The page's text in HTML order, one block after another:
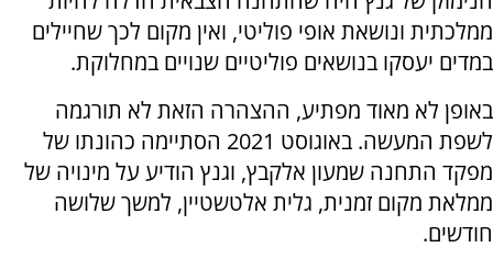
ממלכתית ונושאת אופי פוליטי, ואין מקום לכך שחיילים
במדים יעסקו בנושאים פוליטיים שנויים במחלוקת.
באופן לא מאוד מפתיע, ההצהרה הזאת לא תורגמה
לשפת המעשה. באוגוסט 2021 הסתיימה כהונתו של
מפקד התחנה שמעון אלקבץ, וגנץ הודיע על מינויה של
ממלאת מקום זמנית, גלית אלטשטיין, למשך שלושה
חודשים.